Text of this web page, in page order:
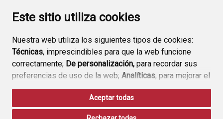
Este sitio utiliza cookies
Nuestra web utiliza los siguientes tipos de cookies:
Técnicas, imprescindibles para que la web funcione
correctamente; De personalización, para recordar sus
preferencias de uso de la web; Analíticas, para mejorar el
funcionamiento de la web y sus servicios.
Si acepta pulsando el botón“Aceptar todas”
Aceptar todas